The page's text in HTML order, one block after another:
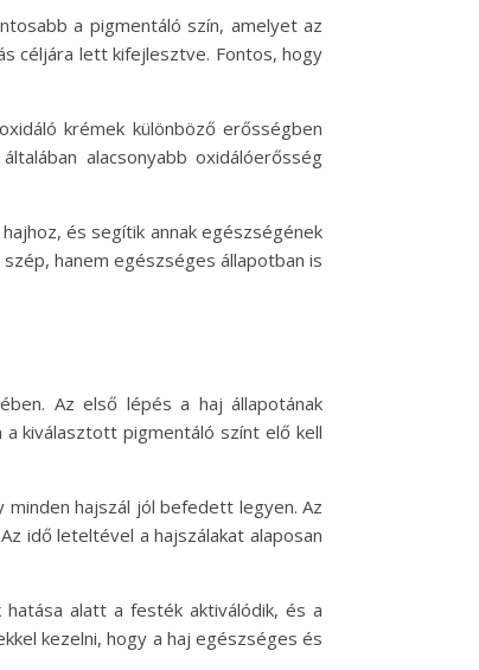
a pigmentáló szín, amelyet az
céljára lett kifejlesztve. Fontos, hogy
krémek különböző erősségben
alacsonyabb oxidálóerősség
és segítik annak egészségének
hanem egészséges állapotban is
Az első lépés a haj állapotának
kiválasztott pigmentáló színt elő kell
hajszál jól befedett legyen. Az
idő leteltével a hajszálakat alaposan
alatt a festék aktiválódik, és a
kezelni, hogy a haj egészséges és